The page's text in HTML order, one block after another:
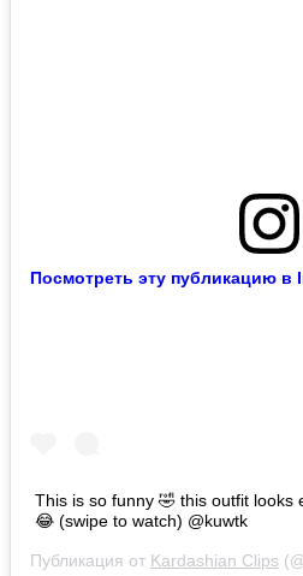
Посмотреть эту публикацию в
This is so funny 🤣 this outfit looks
😂 (swipe to watch) @kuwtk
Публикация от Kardashian Clips